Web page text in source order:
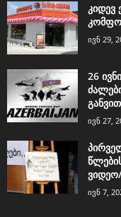
კიდევ
ივნ 29,
26
ივნ 27,
ვიდეო/
ივნ 7,